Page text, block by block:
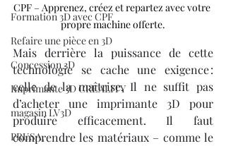
Formation 3D avec CPF
Refaire une pièce en 3D
Concession 3D
Imprimante 3D CREALITY
magasin LV3D
PRUSA,
CPF – Apprenez, créez et repartez avec votre
propre machine offerte.
Mais derrière la puissance de cette
technologie se cache une exigence :
celle de la maîtrise. Il ne suffit pas
d’acheter une imprimante 3D pour
produire efficacement. Il faut
comprendre les matériaux – comme le